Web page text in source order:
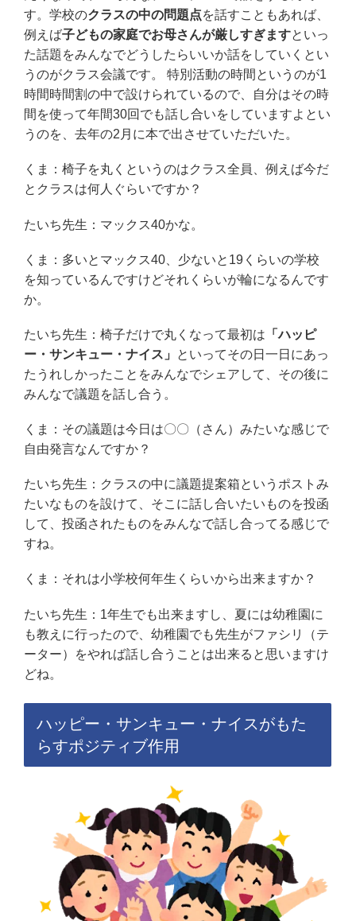
す。学校のクラスの中の問題点を話すこともあれば、
例えば子どもの家庭でお母さんが厳しすぎますといっ
た話題をみんなでどうしたらいいか話をしていくとい
うのがクラス会議です。 特別活動の時間というのが1
時間時間割の中で設けられているので、自分はその時
間を使って年間30回でも話し合いをしていますよとい
うのを、去年の2月に本で出させていただいた。
くま：椅子を丸くというのはクラス全員、例えば今だ
とクラスは何人ぐらいですか？
たいち先生：マックス40かな。
くま：多いとマックス40、少ないと19くらいの学校
を知っているんですけどそれくらいが輪になるんです
か。
たいち先生：椅子だけで丸くなって最初は 「ハッピ
ー・サンキュー・ナイス」 といってその日一日にあっ
たうれしかったことをみんなでシェアして、その後に
みんなで議題を話し合う。
くま：その議題は今日は〇〇（さん）みたいな感じで
自由発言なんですか？
たいち先生：クラスの中に議題提案箱というポストみ
たいなものを設けて、そこに話し合いたいものを投函
して、投函されたものをみんなで話し合ってる感じで
すね。
くま：それは小学校何年生くらいから出来ますか？
たいち先生：1年生でも出来ますし、夏には幼稚園に
も教えに行ったので、幼稚園でも先生がファシリ（テ
ーター）をやれば話し合うことは出来ると思いますけ
どね。
ハッピー・サンキュー・ナイスがもた
らすポジティブ作用